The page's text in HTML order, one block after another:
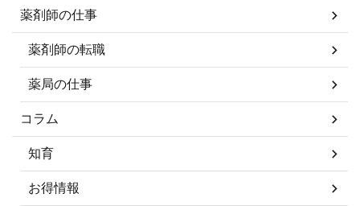
薬剤師の仕事
薬剤師の転職
薬局の仕事
コラム
知育
お得情報